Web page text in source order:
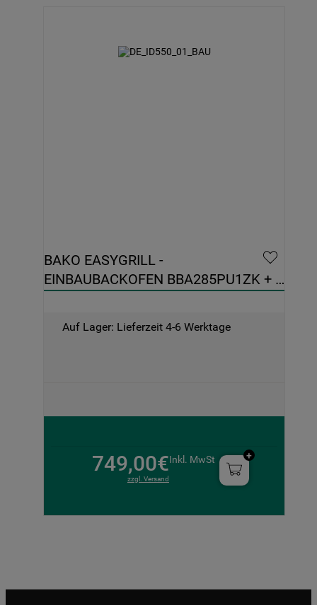
BAKO EASYGRILL -
EINBAUBACKOFEN BBA285PU1ZK +
Auf Lager: Lieferzeit 4-6 Werktage
749,00€Inkl. MwSt
zzgl. Versand